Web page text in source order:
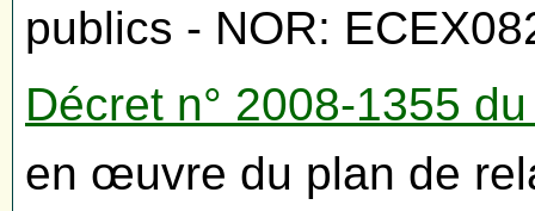
publics - NOR:
Décret n° 2008-1355
en œuvre du plan de